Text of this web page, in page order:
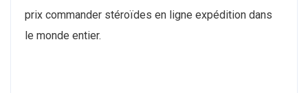
prix commander stéroïdes en ligne expédition dans
le monde entier.